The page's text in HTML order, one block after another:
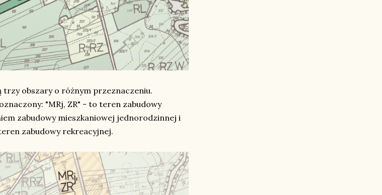
trzy obszary o różnym przeznaczeniu.
"MRj, ZR" - to teren zabudowy
zabudowy mieszkaniowej jednorodzinnej i
zabudowy rekreacyjnej.